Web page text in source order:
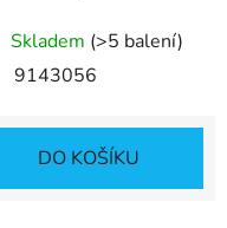
Skladem (>5 balení)
9143056
DO KOŠÍKU